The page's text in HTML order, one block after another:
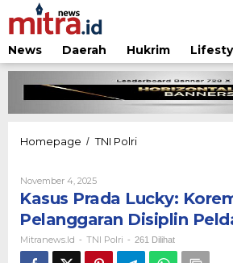
Lewati
ke
konten
News
Daerah Hukrim
Homepage / TNI PolriKasus
Dalami
Pelanggaran
Disiplin
Pelda
Chrestian
November 4, 2025Oleh
Mitranews.id
Kasus Prada Lucky:
Pelanggaran Disiplin
Mitranews.id - TNI Polri - 261 Dilihat